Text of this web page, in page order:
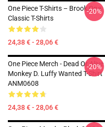
One Piece T-Shirts – Brook One
Classic T-Shirts
24,38 € - 28,06 €
-20%
One Piece Merch - Dead Or Alive
Monkey D. Luffy Wanted T-Shirt
ANM0608
24,38 € - 28,06 €
-20%